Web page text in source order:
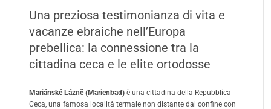
Una preziosa testimonianza di vita e
vacanze ebraiche nell’Europa
prebellica: la connessione tra la
cittadina ceca e le elite ortodosse
Mariánské Lázně (Marienbad) è una cittadina della Repubblica
Ceca, una famosa località termale non distante dal confine con